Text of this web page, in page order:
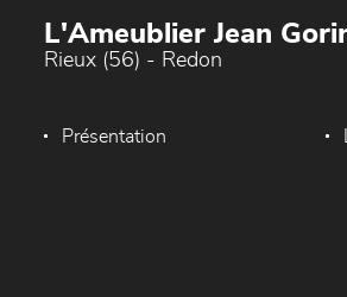
L'Ameublier Jean
Rieux (56) - Redon
Présentation